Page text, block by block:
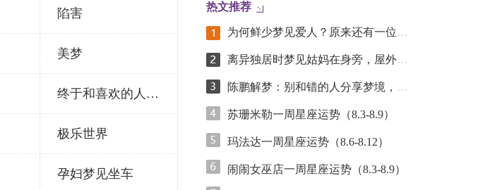
陷害
美梦
终于和喜欢的人在一起
极乐世界
孕妇梦见坐车
热文推荐
为何鲜少梦见爱人？原来还有一位亲人，你梦到的次数更少！
离异独居时梦见姑妈在身旁，屋外突发爆炸？
陈鹏解梦：别和错的人分享梦境，闺蜜算“错的人”吗？
苏珊米勒一周星座运势（8.3-8.9）
玛法达一周星座运势（8.6-8.12）
闹闹女巫店一周星座运势（8.3-8.9）